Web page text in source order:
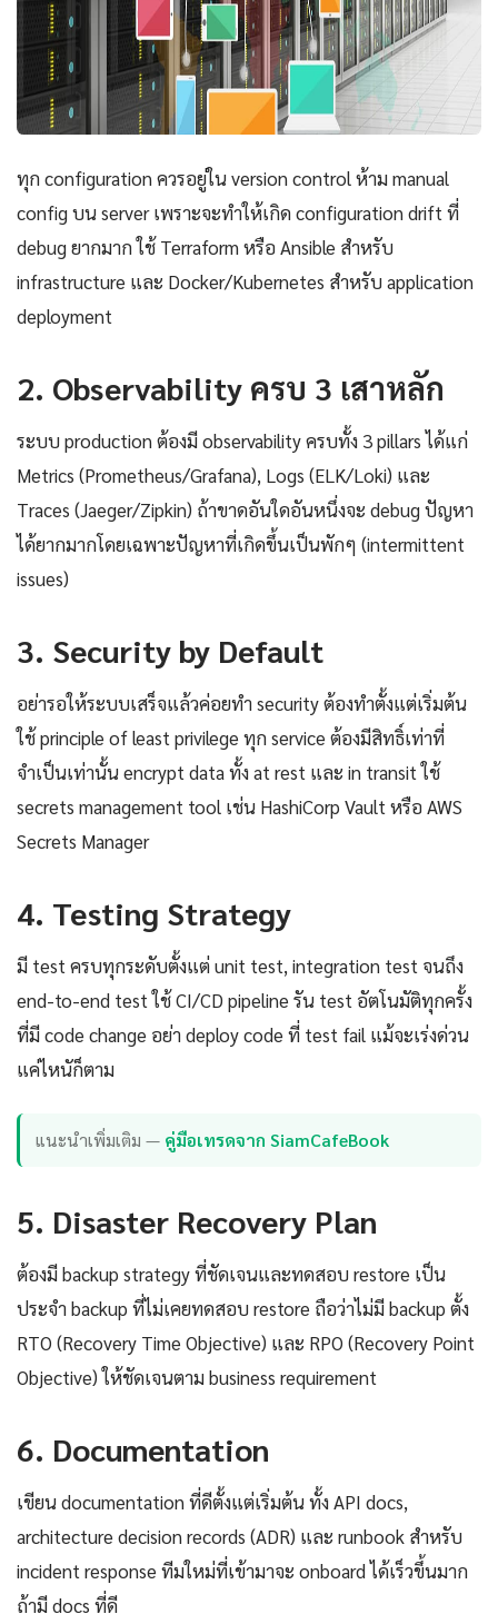
ทุก configuration ควรอยู่ใน version control ห้าม manual
config บน server เพราะจะทำให้เกิด configuration drift ที่
debug ยากมาก ใช้ Terraform หรือ Ansible สำหรับ
infrastructure และ Docker/Kubernetes สำหรับ application
deployment
2. Observability ครบ 3 เสาหลัก
ระบบ production ต้องมี observability ครบทั้ง 3 pillars ได้แก่
Metrics (Prometheus/Grafana), Logs (ELK/Loki) และ
Traces (Jaeger/Zipkin) ถ้าขาดอันใดอันหนึ่งจะ debug ปัญหา
ได้ยากมากโดยเฉพาะปัญหาที่เกิดขึ้นเป็นพักๆ (intermittent
issues)
3. Security by Default
อย่ารอให้ระบบเสร็จแล้วค่อยทำ security ต้องทำตั้งแต่เริ่มต้น
ใช้ principle of least privilege ทุก service ต้องมีสิทธิ์เท่าที่
จำเป็นเท่านั้น encrypt data ทั้ง at rest และ in transit ใช้
secrets management tool เช่น HashiCorp Vault หรือ AWS
Secrets Manager
4. Testing Strategy
มี test ครบทุกระดับตั้งแต่ unit test, integration test จนถึง
end-to-end test ใช้ CI/CD pipeline รัน test อัตโนมัติทุกครั้ง
ที่มี code change อย่า deploy code ที่ test fail แม้จะเร่งด่วน
แค่ไหนัก็ตาม
แนะนำเพิ่มเติม — คู่มือเทรดจาก SiamCafeBook
5. Disaster Recovery Plan
ต้องมี backup strategy ที่ชัดเจนและทดสอบ restore เป็น
ประจำ backup ที่ไม่เคยทดสอบ restore ถือว่าไม่มี backup ตั้ง
RTO (Recovery Time Objective) และ RPO (Recovery Point
Objective) ให้ชัดเจนตาม business requirement
6. Documentation
เขียน documentation ที่ดีตั้งแต่เริ่มต้น ทั้ง API docs,
architecture decision records (ADR) และ runbook สำหรับ
incident response ทีมใหม่ที่เข้ามาจะ onboard ได้เร็วขึ้นมาก
ถ้ามี docs ที่ดี